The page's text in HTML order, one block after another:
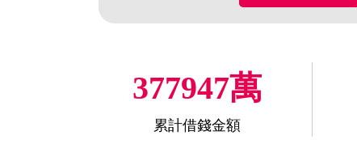
377947萬
累計借錢金額